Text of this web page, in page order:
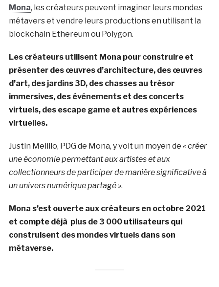
Mona, les créateurs peuvent imaginer leurs mondes
métavers et vendre leurs productions en utilisant la
blockchain Ethereum ou Polygon.
Les créateurs utilisent Mona pour construire et
présenter des œuvres d’architecture, des œuvres
d’art, des jardins 3D, des chasses au trésor
immersives, des événements et des concerts
virtuels, des escape game et autres expériences
virtuelles.
Justin Melillo, PDG de Mona, y voit un moyen de « créer
une économie permettant aux artistes et aux
collectionneurs de participer de manière significative à
un univers numérique partagé ».
Mona s’est ouverte aux créateurs en octobre 2021
et compte déjà plus de 3 000 utilisateurs qui
construisent des mondes virtuels dans son
métaverse.